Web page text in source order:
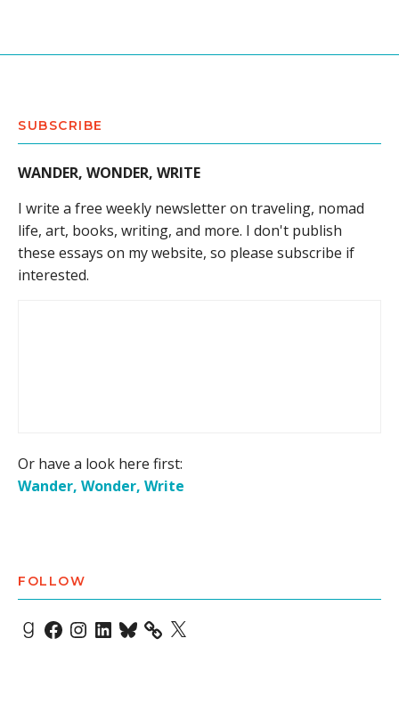
SUBSCRIBE
WANDER, WONDER, WRITE
I write a free weekly newsletter on traveling, nomad
life, art, books, writing, and more. I don't publish
these essays on my website, so please subscribe if
interested.
Or have a look here first:
Wander, Wonder, Write
FOLLOW
Goodreads
Facebook
Instagram
LinkedIn
Bluesky X